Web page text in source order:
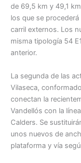
de 69,5 km y 49,1
los que se
carril externos. Los
misma tipología 54
anterior.
La segunda de las
Vilaseca,
conectan la
Vandellós con la
Calders. Se
unos nuevos de
plataforma y vía